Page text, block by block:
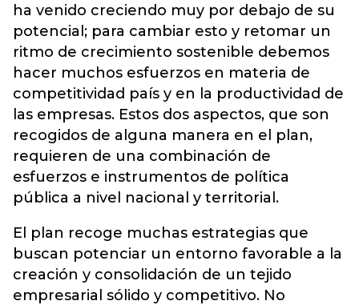
ha venido creciendo muy por debajo de su
potencial; para cambiar esto y retomar un
ritmo de crecimiento sostenible debemos
hacer muchos esfuerzos en materia de
competitividad país y en la productividad de
las empresas. Estos dos aspectos, que son
recogidos de alguna manera en el plan,
requieren de una combinación de
esfuerzos e instrumentos de política
pública a nivel nacional y territorial.
El plan recoge muchas estrategias que
buscan potenciar un entorno favorable a la
creación y consolidación de un tejido
empresarial sólido y competitivo. No